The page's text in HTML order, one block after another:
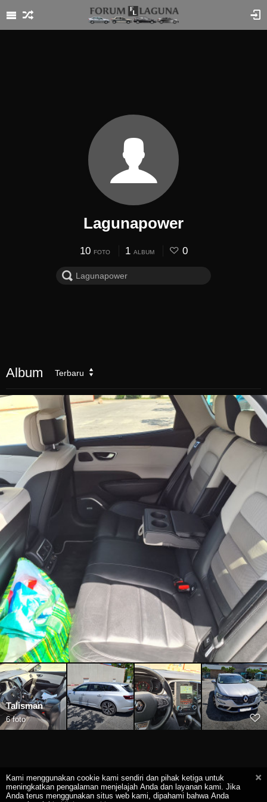
Lagunapower
10 FOTO 1 ALBUM 0
Album Terbaru
Talisman
6 foto
Kami menggunakan cookie kami sendiri dan pihak ketiga untuk
meningkatkan pengalaman menjelajah Anda dan layanan kami. Jika
Anda terus menggunakan situs web kami, dipahami bahwa Anda